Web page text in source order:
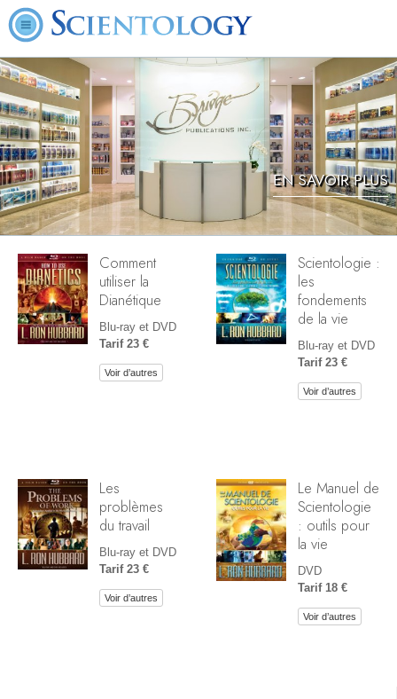
EN SAVOIR PLUS
Comment
utiliser la
Dianétique
Blu-ray et DVD
Tarif 23 €
Voir d’autres
Scientologie :
les
fondements
de la vie
Blu-ray et DVD
Tarif 23 €
Voir d’autres
Les
problèmes
du travail
Blu-ray et DVD
Tarif 23 €
Voir d’autres
Le Manuel de
Scientologie
: outils pour
la vie
DVD
Tarif 18 €
Voir d’autres